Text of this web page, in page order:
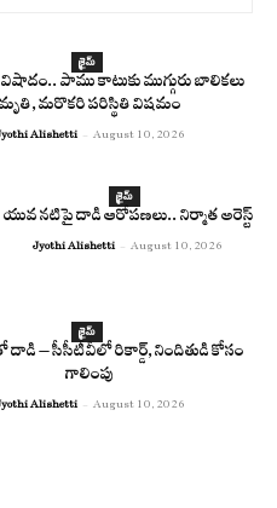
క్రైమ్
పాము కాటుకు ముగ్గురు బాలికలు
మృతి, మరొకరి పరిస్థితి విషమం
Alishetti - August 10, 2026
క్రైమ్
యువ నటిపై దాడి ఆరోపణలు.. నిర్మాత అరెస్ట్
Jyothi Alishetti - August 10, 2026
క్రైమ్
దాడి – సీసీటీవీలో రికార్డ్, నిందితుడి కోసం
గాలింపు
Alishetti - August 10, 2026